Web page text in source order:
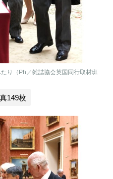
り（Ph／雑誌協会英国同行取材班
149枚